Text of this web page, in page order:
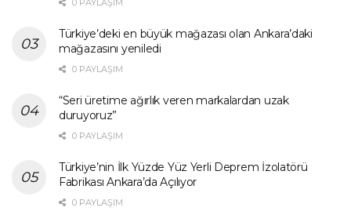
Türkiye’deki en büyük mağazası olan Ankara’daki
mağazasını yeniledi
0 PAYLAŞIM
“Seri üretime ağırlık veren markalardan uzak
duruyoruz”
0 PAYLAŞIM
Türkiye’nin İlk Yüzde Yüz Yerli Deprem İzolatörü
Fabrikası Ankara’da Açılıyor
0 PAYLAŞIM